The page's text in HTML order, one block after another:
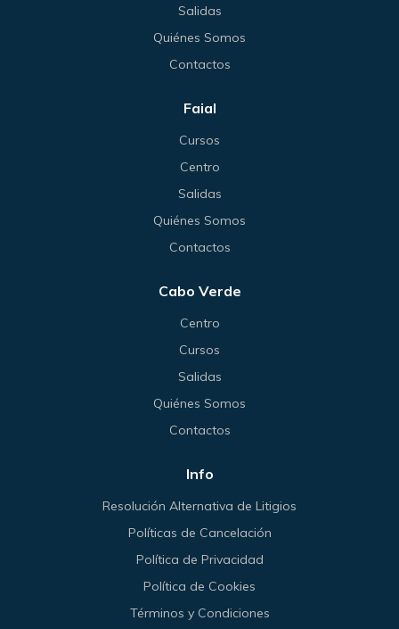
Salidas
Quiénes Somos
Contactos
Faial
Cursos
Centro
Salidas
Quiénes Somos
Contactos
Cabo Verde
Centro
Cursos
Salidas
Quiénes Somos
Contactos
Info
Resolución Alternativa de Litigios
Políticas de Cancelación
Política de Privacidad
Política de Cookies
Términos y Condiciones